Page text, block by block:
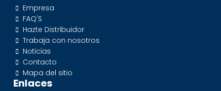
Empresa
FAQ'S
Hazte Distribuidor
Trabaja con nosotros
Noticias
Contacto
Mapa del sitio
Enlaces